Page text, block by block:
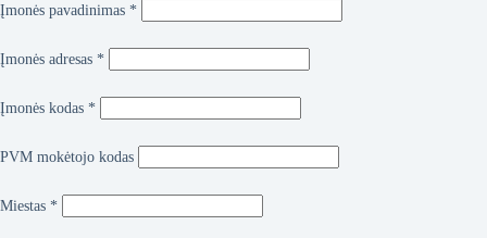
Įmonės pavadinimas *
Įmonės adresas *
Įmonės kodas *
PVM mokėtojo kodas
Miestas *